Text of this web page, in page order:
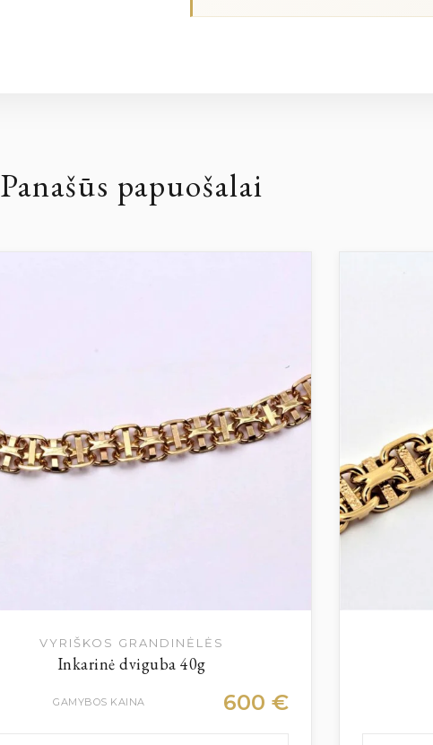
Panašūs papuošalai
VYRIŠKOS GRANDINĖLĖS
Inkarinė dviguba 40g
GAMYBOS KAINA 600 €